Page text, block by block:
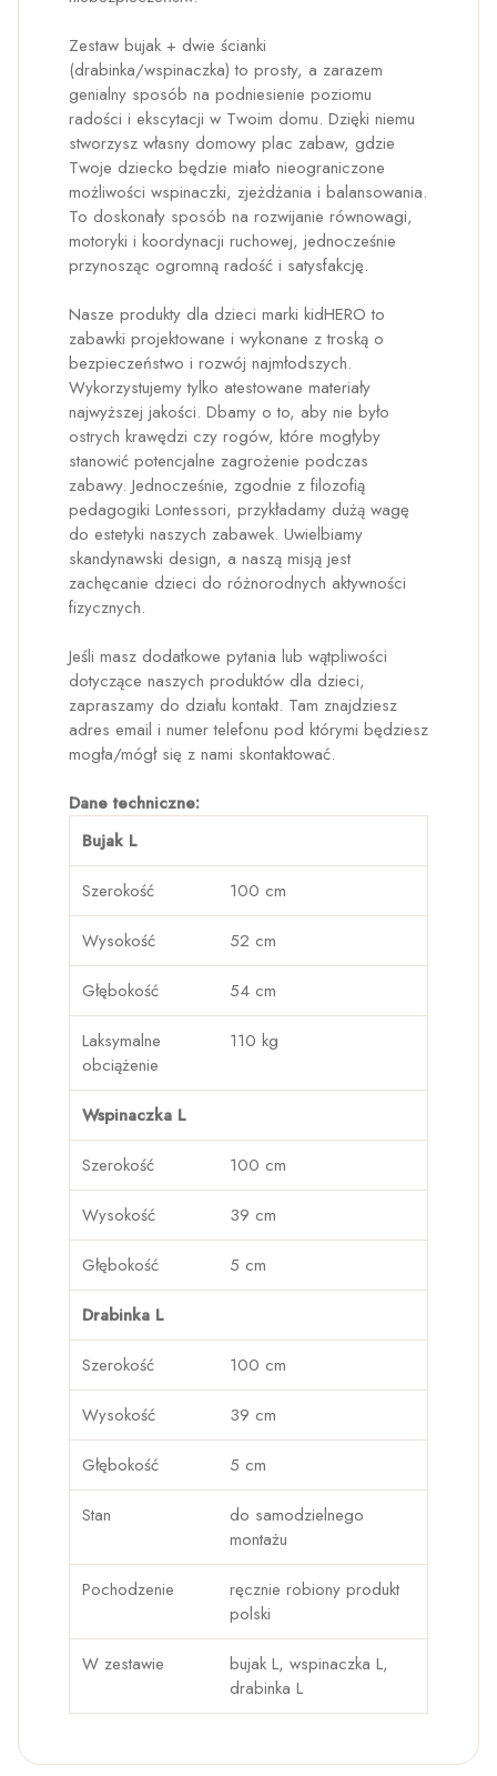
Zestaw bujak + dwie ścianki
(drabinka/wspinaczka) to prosty, a zarazem
genialny sposób na podniesienie poziomu
radości i ekscytacji w Twoim domu. Dzięki niemu
stworzysz własny domowy plac zabaw, gdzie
Twoje dziecko będzie miało nieograniczone
możliwości wspinaczki, zjeżdżania i balansowania.
To doskonały sposób na rozwijanie równowagi,
motoryki i koordynacji ruchowej, jednocześnie
przynosząc ogromną radość i satysfakcję.
Nasze produkty dla dzieci marki kidHERO to
zabawki projektowane i wykonane z troską o
bezpieczeństwo i rozwój najmłodszych.
Wykorzystujemy tylko atestowane materiały
najwyższej jakości. Dbamy o to, aby nie było
ostrych krawędzi czy rogów, które mogłyby
stanowić potencjalne zagrożenie podczas
zabawy. Jednocześnie, zgodnie z filozofią
pedagogiki Lontessori, przykładamy dużą wagę
do estetyki naszych zabawek. Uwielbiamy
skandynawski design, a naszą misją jest
zachęcanie dzieci do różnorodnych aktywności
fizycznych.
Jeśli masz dodatkowe pytania lub wątpliwości
dotyczące naszych produktów dla dzieci,
zapraszamy do działu kontakt. Tam znajdziesz
adres email i numer telefonu pod którymi będziesz
mogła/mógł się z nami skontaktować.
Dane techniczne:
Bujak L
Szerokość 100 cm
Wysokość 52 cm
Głębokość 54 cm
Laksymalne
obciążenie
110 kg
Wspinaczka L
Szerokość 100 cm
Wysokość 39 cm
Głębokość 5 cm
Drabinka L
Szerokość 100 cm
Wysokość 39 cm
Głębokość 5 cm
Stan
do samodzielnego
montażu
Pochodzenie
ręcznie robiony produkt
polski
W zestawie
bujak L, wspinaczka L,
drabinka L